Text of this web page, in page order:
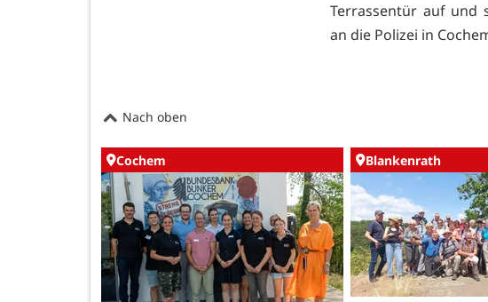
Terrassentür auf und
an die Polizei in
Nach oben
Cochem Blankenrath